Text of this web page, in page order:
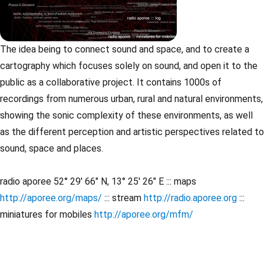
The idea being to connect sound and space, and to create a
cartography which focuses solely on sound, and open it to the
public as a collaborative project. It contains 1000s of
recordings from numerous urban, rural and natural environments,
showing the sonic complexity of these environments, as well
as the different perception and artistic perspectives related to
sound, space and places.
radio aporee 52° 29' 66" N, 13° 25' 26" E ::: maps
http://aporee.org/maps/ ::: stream http://radio.aporee.org :::
miniatures for mobiles http://aporee.org/mfm/